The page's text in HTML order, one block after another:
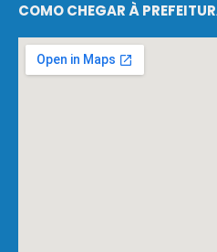
COMO CHEGAR À